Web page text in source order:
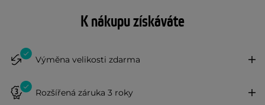
K nákupu získáváte
Výměna velikosti zdarma
Rozšířená záruka 3 roky